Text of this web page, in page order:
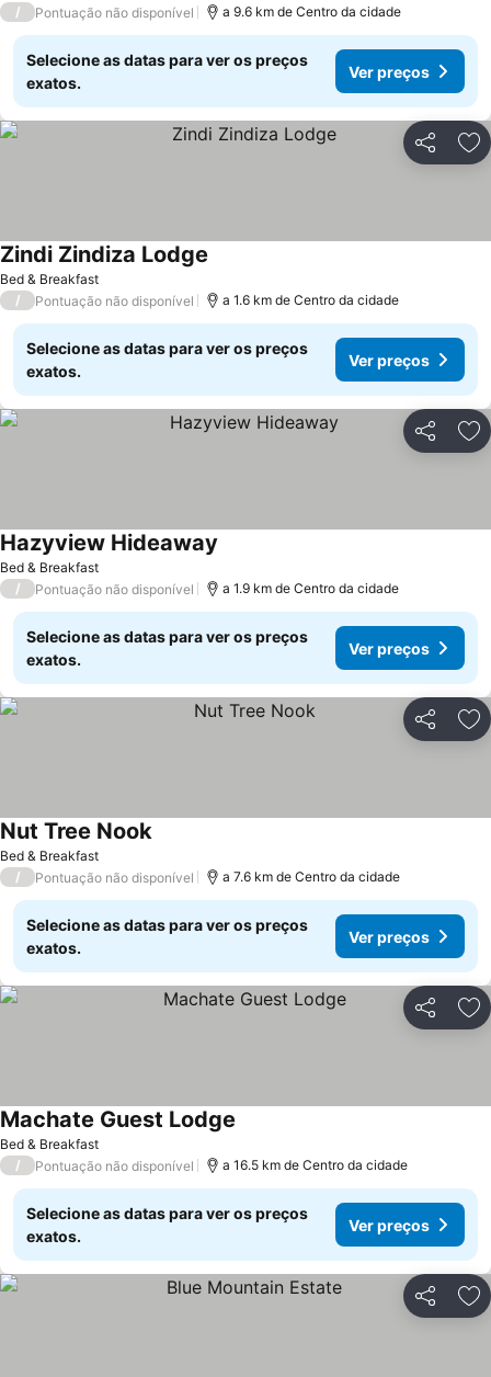
/ Pontuação não disponível a 9.6 km de Centro da cidade
Selecione as datas para ver os preços
exatos.
Ver preços
Partilhar
Bed & Breakfast
Zindi Zindiza Lodge
/ Pontuação não disponível a 1.6 km de Centro da cidade
Selecione as datas para ver os preços
exatos.
Ver preços
Partilhar
Bed & Breakfast
Hazyview Hideaway
/ Pontuação não disponível a 1.9 km de Centro da cidade
Selecione as datas para ver os preços
exatos.
Ver preços
Partilhar
Bed & Breakfast
Nut Tree Nook
/ Pontuação não disponível a 7.6 km de Centro da cidade
Selecione as datas para ver os preços
exatos.
Ver preços
Partilhar
Bed & Breakfast
Machate Guest Lodge
/ Pontuação não disponível a 16.5 km de Centro da cidade
Selecione as datas para ver os preços
exatos.
Ver preços
Partilhar